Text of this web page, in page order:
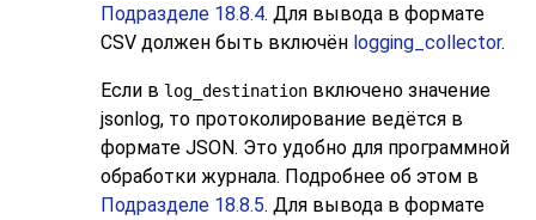
Подразделе 18.8.4. Для вывода в формате
CSV должен быть включён logging_collector.
Если в log_destination включено значение
jsonlog, то протоколирование ведётся в
формате JSON. Это удобно для программной
обработки журнала. Подробнее об этом в
Подразделе 18.8.5. Для вывода в формате